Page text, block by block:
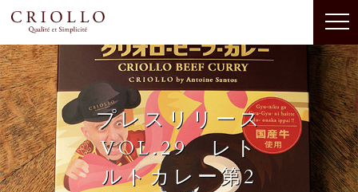
プレスリリース
VOL.29 レト
ルトカレー第2